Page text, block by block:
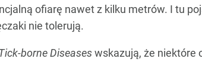
ofiarę nawet z kilku metrów. I tu
nie tolerują.
borne Diseaseswskazują, że niektóre